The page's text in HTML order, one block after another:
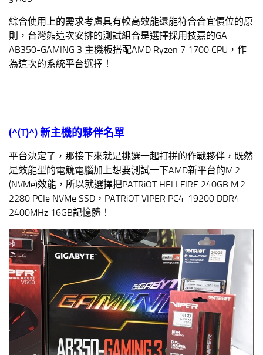
綜合使用上的需求考慮具有較高效能還能符合合宜價位的原
則，台灣熊這次安排的測試組合是選擇採用技嘉的GA-
AB350-GAMING 3 主機板搭配AMD Ryzen 7 1700 CPU，作
為這次的系統平台選擇！
(^(T)^)新主機的夥伴名單
平台決定了，那接下來就是挑選一起打拼的作戰夥伴，既然
是效能型的電競電腦加上想要測試一下AMD新平台的M.2
(NVMe)效能，所以就選擇把PATRiOT HELLFIRE 240GB M.2
2280 PCIe NVMe SSD，PATRiOT VIPER PC4-19200 DDR4-
2400MHz 16GB記憶體！